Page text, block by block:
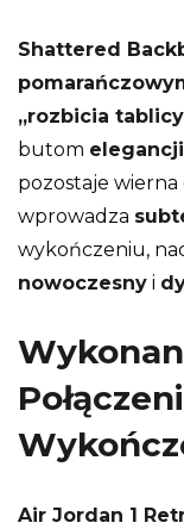
Shattered
„rozbicia
butom elegancji
pozostaje wierna
wprowadza
wykończeniu,
nowoczesny i
Air Jordan 1